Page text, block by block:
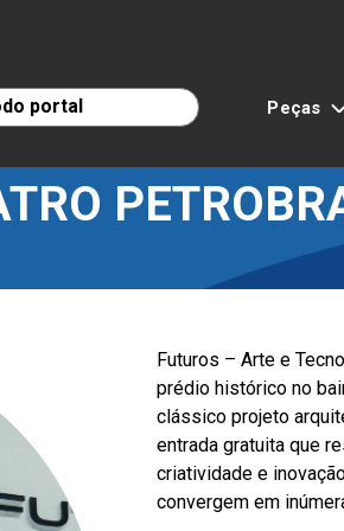
Peças
Futuros – Arte e
prédio histórico no
clássico projeto
entrada gratuita que
criatividade e
convergem em